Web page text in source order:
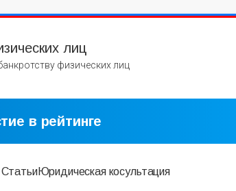
лиц
физических лиц
в рейтинге
СтатьиЮридическая косультация